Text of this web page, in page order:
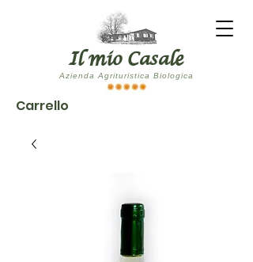
Azienda Agrituristica Biologica
Il mio Casale
Carrello